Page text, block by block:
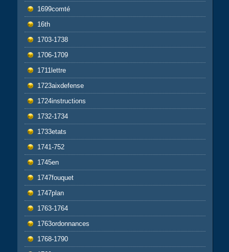
1699comté
16th
1703-1738
1706-1709
1711lettre
1723aixdefense
1724instructions
1732-1734
1733etats
1741-752
1745en
1747fouquet
1747plan
1763-1764
1763ordonnances
1768-1790